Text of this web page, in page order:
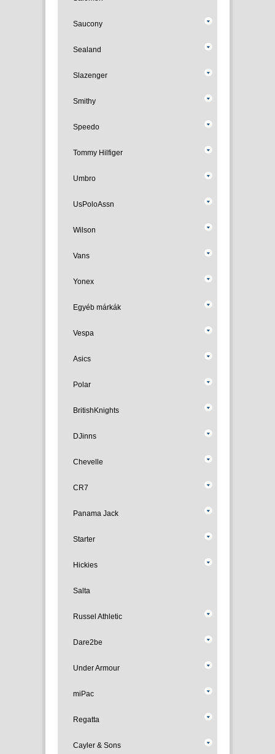
Saucony
Sealand
Slazenger
Smithy
Speedo
Tommy Hilfiger
Umbro
UsPoloAssn
Wilson
Vans
Yonex
Egyéb márkák
Vespa
Asics
Polar
BritishKnights
DJinns
Chevelle
CR7
Panama Jack
Starter
Hickies
Salta
Russel Athletic
Dare2be
Under Armour
miPac
Regatta
Cayler & Sons